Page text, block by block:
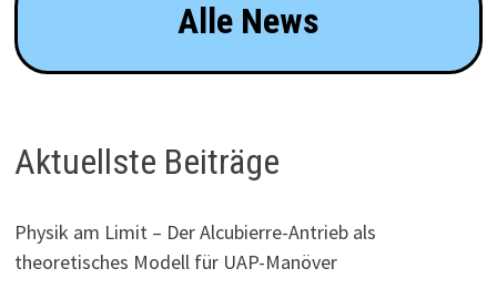
Alle News
Aktuellste Beiträge
Physik am Limit – Der Alcubierre-Antrieb als
theoretisches Modell für UAP-Manöver